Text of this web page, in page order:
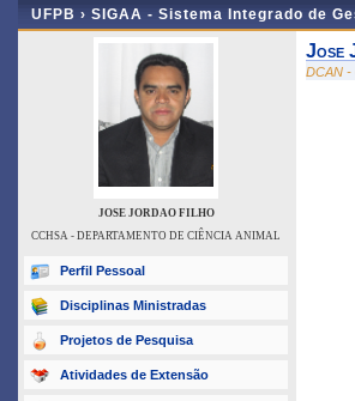
UFPB › SIGAA - Sistema Integrado de
JOSE JORDAO FILHO
CCHSA - DEPARTAMENTO DE CIÊNCIA ANIMAL
Perfil Pessoal
Disciplinas Ministradas
Projetos de Pesquisa
Atividades de Extensão
Jose
DCAN -